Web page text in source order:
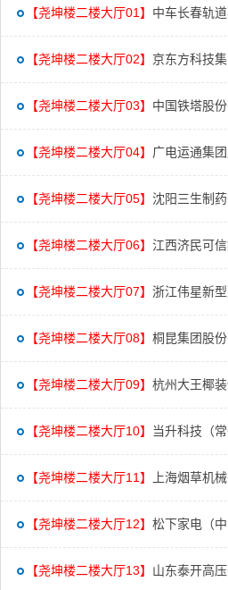
【尧坤楼二楼大厅01】 中车长春轨
【尧坤楼二楼大厅02】 京东方科技
【尧坤楼二楼大厅03】 中国铁塔股
【尧坤楼二楼大厅04】 广电运通集
【尧坤楼二楼大厅05】 沈阳三生制
【尧坤楼二楼大厅06】 江西济民可
【尧坤楼二楼大厅07】 浙江伟星新
【尧坤楼二楼大厅08】 桐昆集团股份
【尧坤楼二楼大厅09】 杭州大王椰
【尧坤楼二楼大厅10】 当升科技（
【尧坤楼二楼大厅11】 上海烟草机
【尧坤楼二楼大厅12】 松下家电（
【尧坤楼二楼大厅13】 山东泰开高